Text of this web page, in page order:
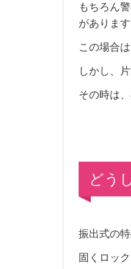
もちろん
があります
この場合
しかし、
その時は
どう
振出式の
固くロッ